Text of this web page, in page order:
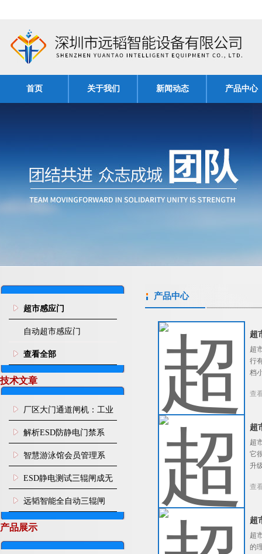
首页 关于我们 新闻动态 产品中心
超市感应门
自动超市感应门
查看全部
技术文章
厂区大门通道闸机：工业
园区人车分流智能通行管
控设施
解析ESD防静电门禁系
统：从人体静电消除到通
道智能管控
智慧游泳馆会员管理系
统：刷脸入场 年月卡管
控、次卡自动扣次
ESD静电测试三辊闸成无
尘车间刚需，远韬智能一
站式管控人体静电与人员
通行
远韬智能全自动三辊闸
产品展示
产品中心
超
超
行
档
查
超
超
它
升
查
超
超
的